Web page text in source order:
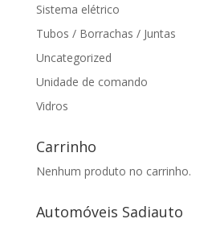
Sistema elétrico
Tubos / Borrachas / Juntas
Uncategorized
Unidade de comando
Vidros
Carrinho
Nenhum produto no carrinho.
Automóveis Sadiauto